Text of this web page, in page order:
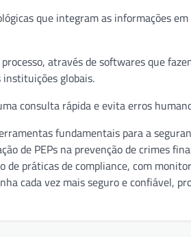
que integram as informações
através de softwares que
instituições globais.
consulta rápida e evita erros
fundamentais para a
de PEPs na prevenção de crimes
práticas de compliance, com
cada vez mais seguro e confiável,